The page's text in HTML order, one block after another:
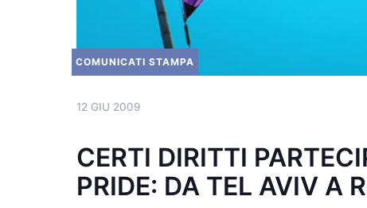
COMUNICATI STAMPA
12 GIU 2009
CERTI DIRITTI
PRIDE: DA TEL AVIV A